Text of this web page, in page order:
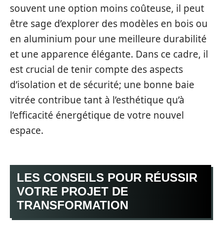
souvent une option moins coûteuse, il peut
être sage d’explorer des modèles en bois ou
en aluminium pour une meilleure durabilité
et une apparence élégante. Dans ce cadre, il
est crucial de tenir compte des aspects
d’isolation et de sécurité; une bonne baie
vitrée contribue tant à l’esthétique qu’à
l’efficacité énergétique de votre nouvel
espace.
LES CONSEILS POUR RÉUSSIR
VOTRE PROJET DE
TRANSFORMATION